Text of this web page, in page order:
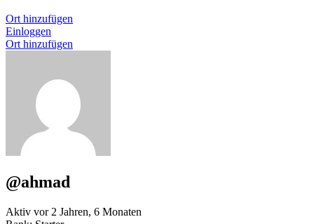
Ort hinzufügen
Einloggen
Ort hinzufügen
@ahmad
Aktiv vor 2 Jahren, 6 Monaten